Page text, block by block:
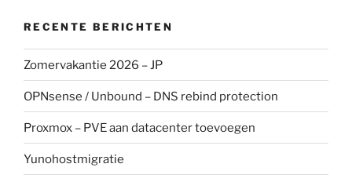
RECENTE BERICHTEN
Zomervakantie 2026 – JP
OPNsense / Unbound – DNS rebind protection
Proxmox – PVE aan datacenter toevoegen
Yunohostmigratie